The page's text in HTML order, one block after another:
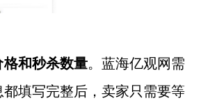
格和秒杀数量。蓝海亿观网需
填写完整后，卖家只需要等